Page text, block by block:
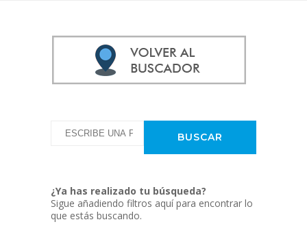
¿Ya has realizado tu búsqueda?
Sigue añadiendo filtros aquí para encontrar lo
que estás buscando.